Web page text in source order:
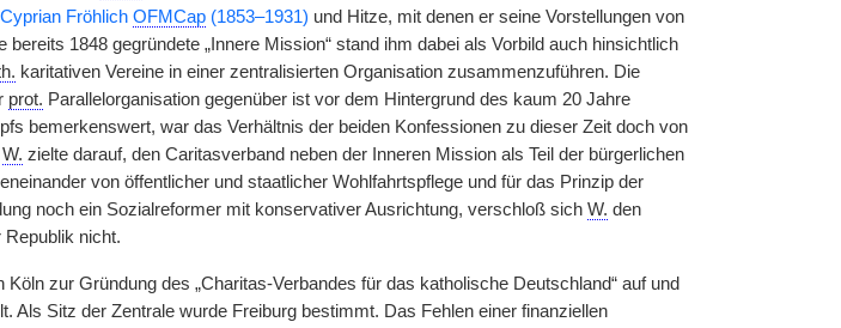
Cyprian Fröhlich OFMCap(1853–1931) und Hitze, mit denen er seine Vorstellungen von
bereits 1848 gegründete „Innere Mission“ stand ihm dabei als Vorbild auch hinsichtlich
karitativen Vereine in einer zentralisierten Organisation zusammenzuführen. Die
prot. Parallelorganisation gegenüber ist vor dem Hintergrund des kaum 20 Jahre
bemerkenswert, war das Verhältnis der beiden Konfessionen zu dieser Zeit doch von
W. zielte darauf, den Caritasverband neben der Inneren Mission als Teil der bürgerlichen
von öffentlicher und staatlicher Wohlfahrtspflege und für das Prinzip der
noch ein Sozialreformer mit konservativer Ausrichtung, verschloß sich W. den
nicht.
Köln zur Gründung des „Charitas-Verbandes für das katholische Deutschland“ auf und
Als Sitz der Zentrale wurde Freiburg bestimmt. Das Fehlen einer finanziellen